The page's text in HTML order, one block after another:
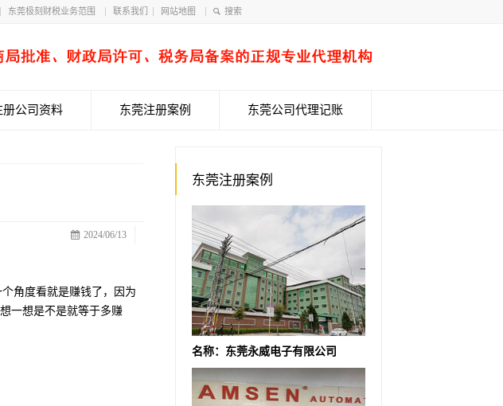
东莞极刻财税业务范围 联系我们 网站地图
册公司资料 东莞注册案例 东莞公司代理记账
2024/06/13
角度看就是赚钱了，因为
一想是不是就等于多赚
东莞注册案例
名称：东莞永威电子有限公司